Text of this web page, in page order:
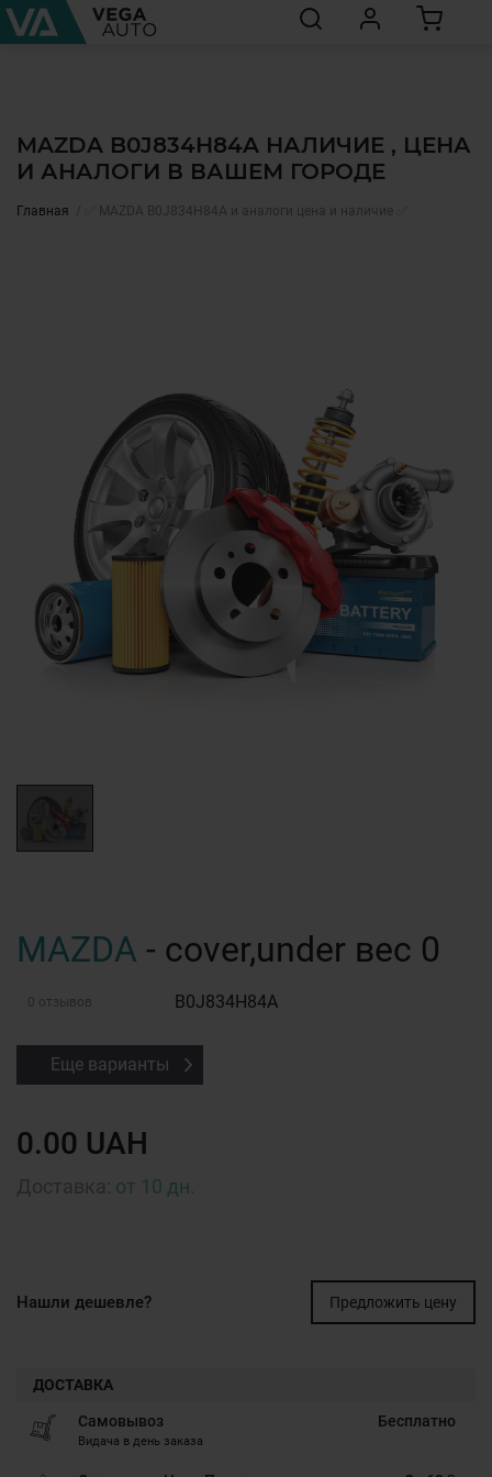
MAZDA B0J834H84A НАЛИЧИЕ , ЦЕНА
И АНАЛОГИ В ВАШЕМ ГОРОДЕ
Главная ✅ MAZDA B0J834H84A и аналоги цена и наличие ✅
MAZDA - cover,under вес 0
0 отзывов B0J834H84A
Еще варианты
0.00 UAH
от 10 дн.
Нашли дешевле? Предложить цену
ДОСТАВКА
Самовывоз
Видача в день заказа
Бесплатно